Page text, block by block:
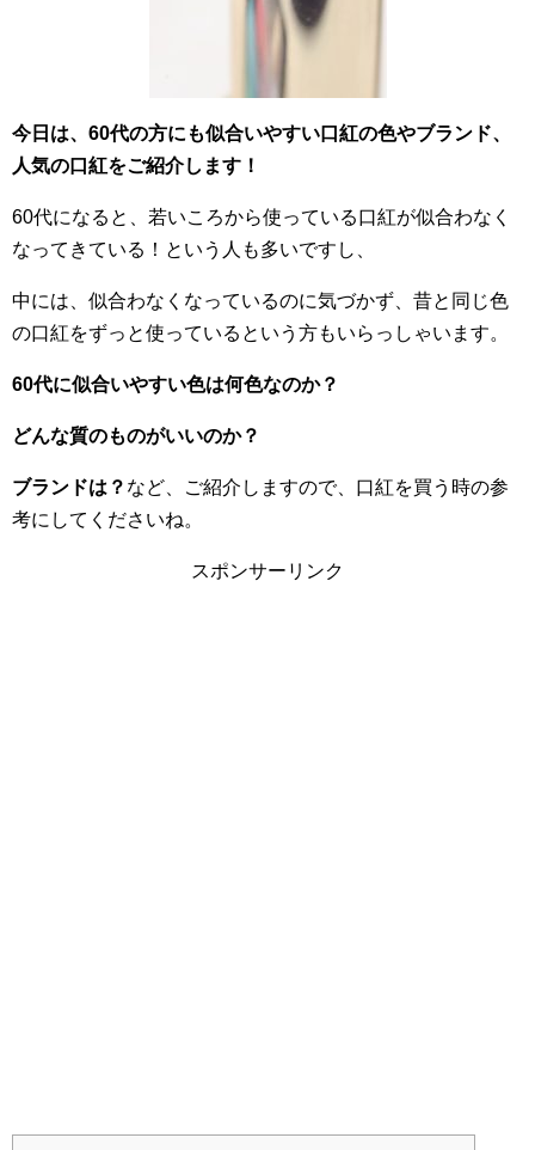
今日は、60代の方にも似合いやすい口紅の色やブランド、
人気の口紅をご紹介します！
60代になると、若いころから使っている口紅が似合わなく
なってきている！という人も多いですし、
中には、似合わなくなっているのに気づかず、昔と同じ色
の口紅をずっと使っているという方もいらっしゃいます。
60代に似合いやすい色は何色なのか？
どんな質のものがいいのか？
ブランドは？ など、ご紹介しますので、口紅を買う時の参
考にしてくださいね。
スポンサーリンク